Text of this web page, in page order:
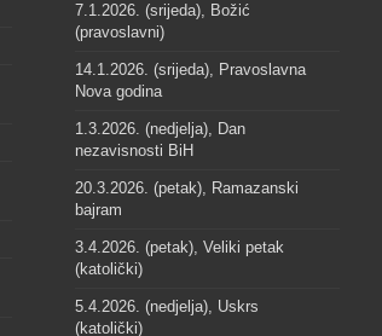
7.1.2026. (srijeda), Božić
(pravoslavni)
14.1.2026. (srijeda), Pravoslavna
Nova godina
1.3.2026. (nedjelja), Dan
nezavisnosti BiH
20.3.2026. (petak), Ramazanski
bajram
3.4.2026. (petak), Veliki petak
(katolički)
5.4.2026. (nedjelja), Uskrs
(katolički)